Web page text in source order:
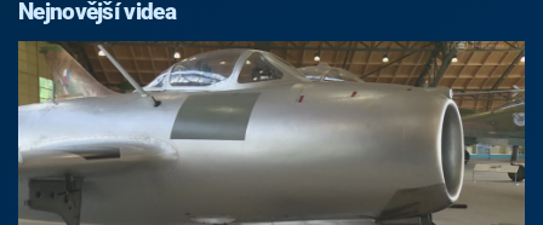
Nejnovější videa